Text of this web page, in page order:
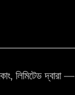
লিমিটেড দ্বারা —